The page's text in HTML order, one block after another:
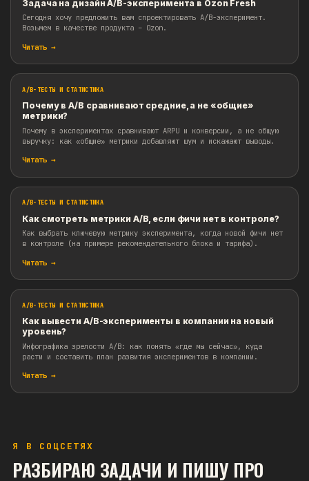
Открыть Roadmap
ПОХОЖИЕ МАТЕРИАЛЫ
A/B-ТЕСТЫ И СТАТИСТИКА
Задача на дизайн A/B-эксперимента в Ozon
Возьмем в качестве продукта – Ozon.
Читать →
A/B-ТЕСТЫ И СТАТИСТИКА
Почему в A/B сравнивают средние, а не «общие»
метрики?
Почему в экспериментах сравнивают ARPU и конверсии, а
Я В СОЦСЕТЯХ
РАЗБИРАЮ ЗАДАЧИ И ПИШУ ПРО